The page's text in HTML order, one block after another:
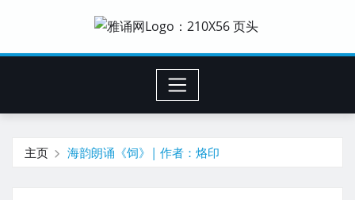
主页 海韵朗诵《饲》| 作者：烙印